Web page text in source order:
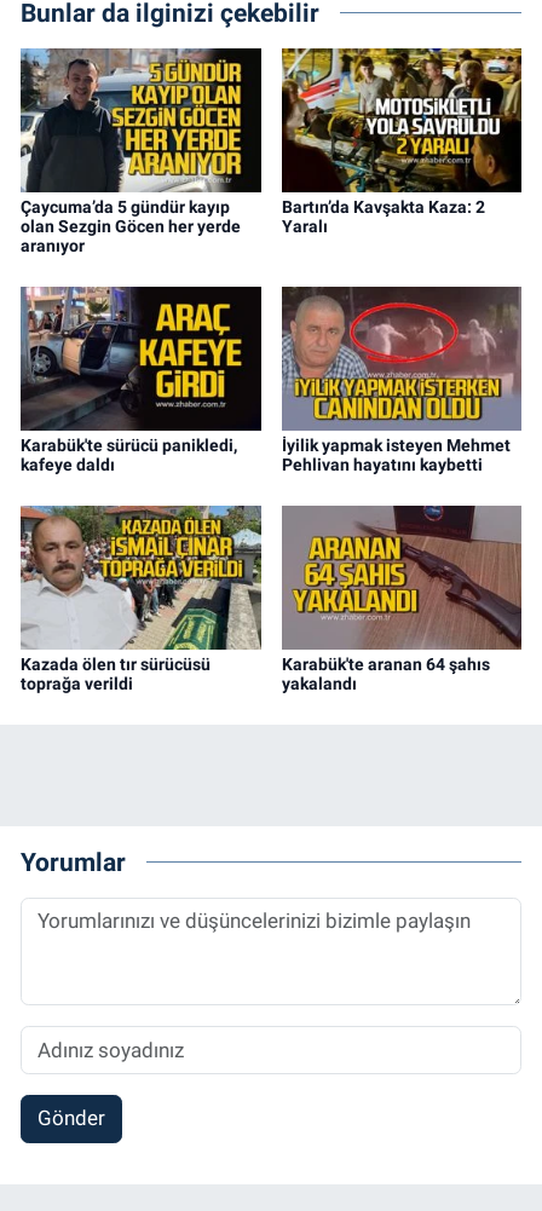
Bunlar da ilginizi çekebilir
Çaycuma’da 5 gündür kayıp
olan Sezgin Göcen her yerde
aranıyor
Bartın’da Kavşakta Kaza: 2
Yaralı
Karabük'te sürücü panikledi,
kafeye daldı
İyilik yapmak isteyen Mehmet
Pehlivan hayatını kaybetti
Kazada ölen tır sürücüsü
toprağa verildi
Karabük'te aranan 64 şahıs
yakalandı
Yorumlar
Gönder